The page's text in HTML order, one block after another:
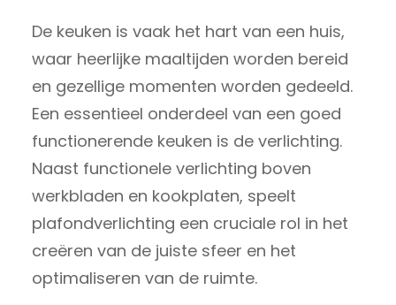
De keuken is vaak het hart van een huis,
waar heerlijke maaltijden worden bereid
en gezellige momenten worden gedeeld.
Een essentieel onderdeel van een goed
functionerende keuken is de verlichting.
Naast functionele verlichting boven
werkbladen en kookplaten, speelt
plafondverlichting een cruciale rol in het
creëren van de juiste sfeer en het
optimaliseren van de ruimte.